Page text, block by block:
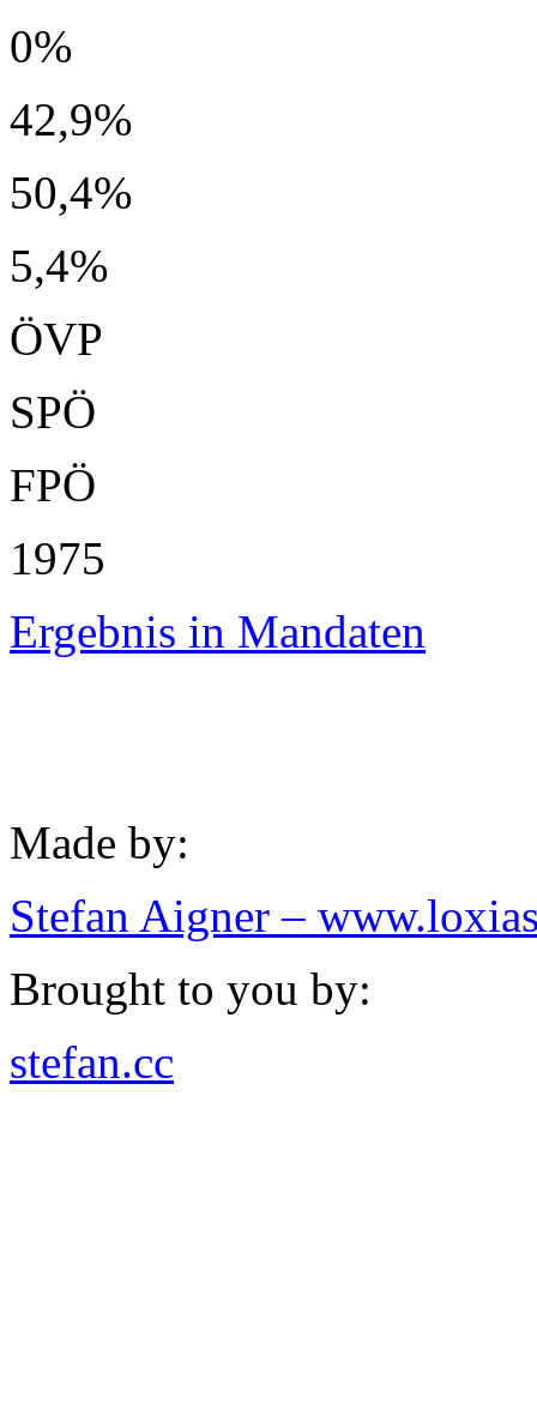
0%
42,9%
50,4%
5,4%
ÖVP
SPÖ
FPÖ
1975
Ergebnis in Mandaten
Made by:
Stefan Aigner –
Brought to you by:
stefan.cc